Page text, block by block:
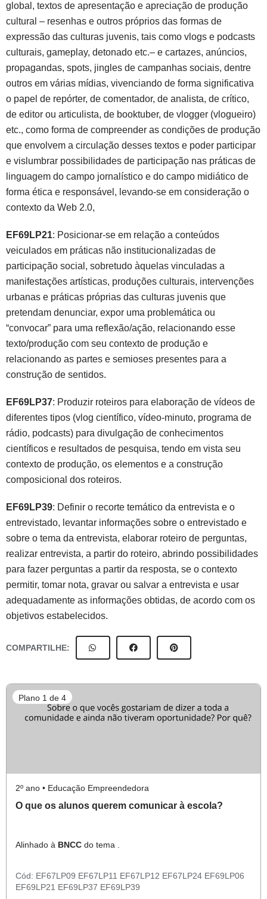
global, textos de apresentação e apreciação de produção
cultural – resenhas e outros próprios das formas de
expressão das culturas juvenis, tais como vlogs e podcasts
culturais, gameplay, detonado etc.– e cartazes, anúncios,
propagandas, spots, jingles de campanhas sociais, dentre
outros em várias mídias, vivenciando de forma significativa
o papel de repórter, de comentador, de analista, de crítico,
de editor ou articulista, de booktuber, de vlogger (vlogueiro)
etc., como forma de compreender as condições de produção
que envolvem a circulação desses textos e poder participar
e vislumbrar possibilidades de participação nas práticas de
linguagem do campo jornalístico e do campo midiático de
forma ética e responsável, levando-se em consideração o
contexto da Web 2.0,
EF69LP21: Posicionar-se em relação a conteúdos
veiculados em práticas não institucionalizadas de
participação social, sobretudo àquelas vinculadas a
manifestações artísticas, produções culturais, intervenções
urbanas e práticas próprias das culturas juvenis que
pretendam denunciar, expor uma problemática ou
“convocar” para uma reflexão/ação, relacionando esse
texto/produção com seu contexto de produção e
relacionando as partes e semioses presentes para a
construção de sentidos.
EF69LP37: Produzir roteiros para elaboração de vídeos de
diferentes tipos (vlog científico, vídeo-minuto, programa de
rádio, podcasts) para divulgação de conhecimentos
científicos e resultados de pesquisa, tendo em vista seu
contexto de produção, os elementos e a construção
composicional dos roteiros.
EF69LP39: Definir o recorte temático da entrevista e o
entrevistado, levantar informações sobre o entrevistado e
sobre o tema da entrevista, elaborar roteiro de perguntas,
realizar entrevista, a partir do roteiro, abrindo possibilidades
para fazer perguntas a partir da resposta, se o contexto
permitir, tomar nota, gravar ou salvar a entrevista e usar
adequadamente as informações obtidas, de acordo com os
objetivos estabelecidos.
COMPARTILHE:
Plano 1 de 4
2º ano • Educação Empreendedora
O que os alunos querem comunicar à escola?
Alinhado à BNCC do tema .
Cód: EF67LP09 EF67LP11 EF67LP12 EF67LP24 EF69LP06
EF69LP21 EF69LP37 EF69LP39